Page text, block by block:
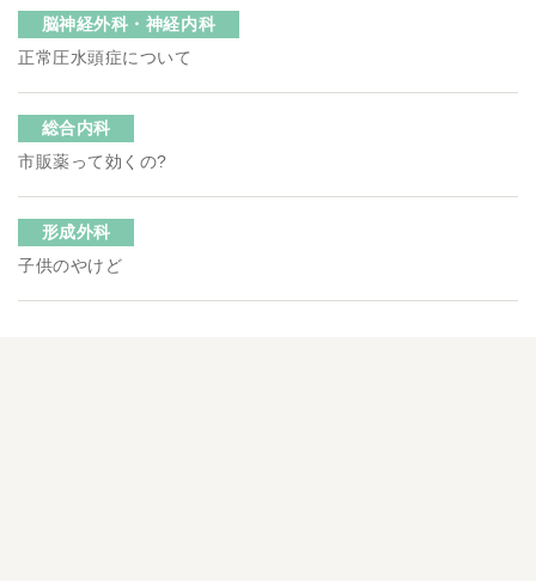
脳神経外科・神経内科
正常圧水頭症について
総合内科
市販薬って効くの?
形成外科
子供のやけど